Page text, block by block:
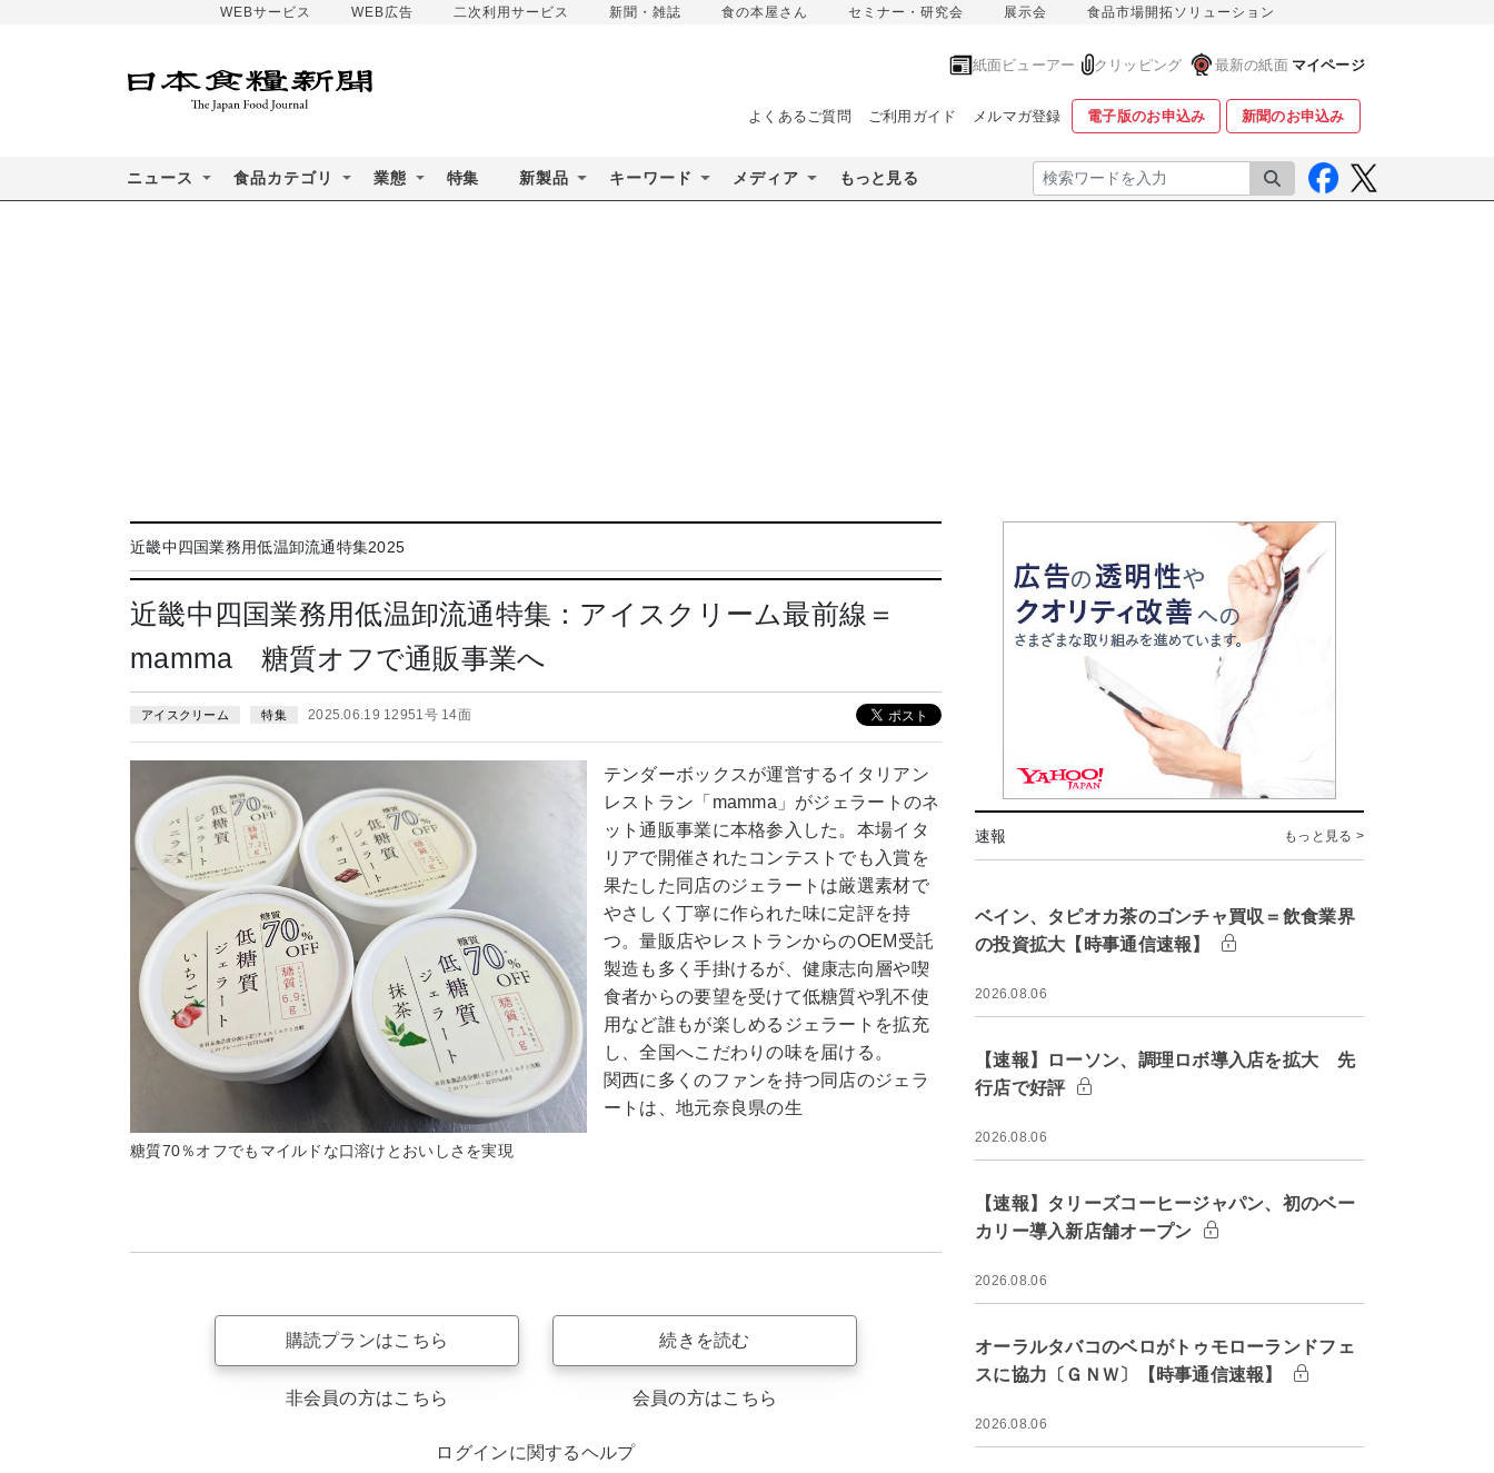
WEBサービス WEB広告 二次利用サービス 新聞・雑誌 食の本屋さん セミナー・研究会 展示会 食品市場開拓ソリューション
紙面ビューアー クリッピング 最新の紙面 マイページ
よくあるご質問 ご利用ガイド メルマガ登録 電子版のお申込み 新聞のお申込み
ニュース 食品カテゴリ 業態 特集 新製品 キーワード メディア もっと見る 検索
近畿中四国業務用低温卸流通特集2025
近畿中四国業務用低温卸流通特集：アイスクリーム最前線＝
mamma 糖質オフで通販事業へ
アイスクリーム 特集 2025.06.19 12951号 14面
糖質70％オフでもマイルドな口溶けとおいしさを実現
テンダーボックスが運営するイタリアン
レストラン「mamma」がジェラートのネ
ット通販事業に本格参入した。本場イタ
リアで開催されたコンテストでも入賞を
果たした同店のジェラートは厳選素材で
やさしく丁寧に作られた味に定評を持
つ。量販店やレストランからのOEM受託
製造も多く手掛けるが、健康志向層や喫
食者からの要望を受けて低糖質や乳不使
用など誰もが楽しめるジェラートを拡充
し、全国へこだわりの味を届ける。
関西に多くのファンを持つ同店のジェラ
ートは、地元奈良県の生
購読プランはこちら
非会員の方はこちら
続きを読む
会員の方はこちら
ログインに関するヘルプ
速報 もっと見る >
ベイン、タピオカ茶のゴンチャ買収＝飲食業界
の投資拡大【時事通信速報】
2026.08.06
【速報】ローソン、調理ロボ導入店を拡大 先
行店で好評
2026.08.06
【速報】タリーズコーヒージャパン、初のベー
カリー導入新店舗オープン
2026.08.06
オーラルタバコのベロがトゥモローランドフェ
スに協力〔ＧＮＷ〕【時事通信速報】
2026.08.06